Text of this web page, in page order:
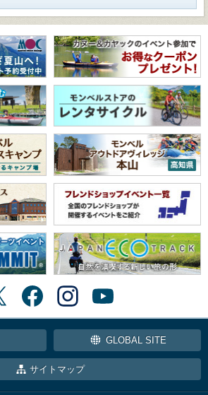
GLOBAL SITE
サイトマップ